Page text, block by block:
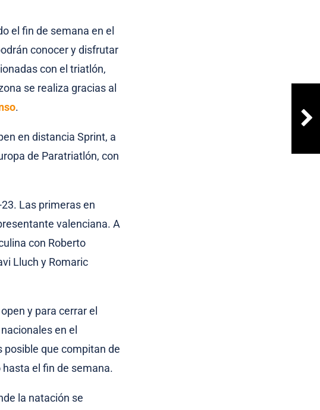
el fin de semana en el
conocer y disfrutar
con el triatlón,
se realiza gracias al
.
en distancia Sprint, a
de Paratriatlón, con
Las primeras en
valenciana. A
con Roberto
Lluch y Romaric
y para cerrar el
en el
posible que compitan de
el fin de semana.
la natación se